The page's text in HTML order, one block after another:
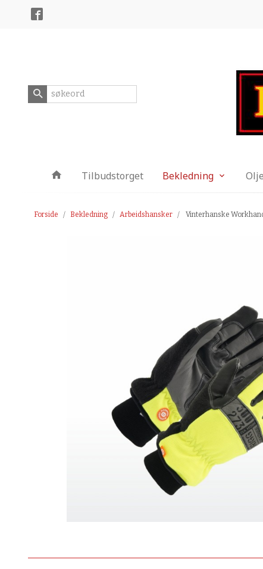
ProdukterTilbudstorget Bekledning
Forside Bekledning Arbeidshansker Vinterhanske